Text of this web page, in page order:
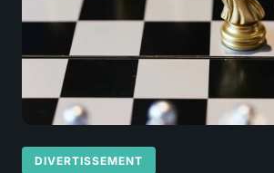
DIVERTISSEMENT